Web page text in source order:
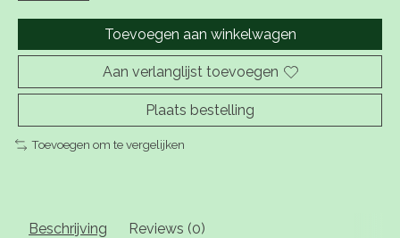
Toevoegen aan winkelwagen
Aan verlanglijst toevoegen
Plaats bestelling
Toevoegen om te vergelijken
Beschrijving Reviews (0)